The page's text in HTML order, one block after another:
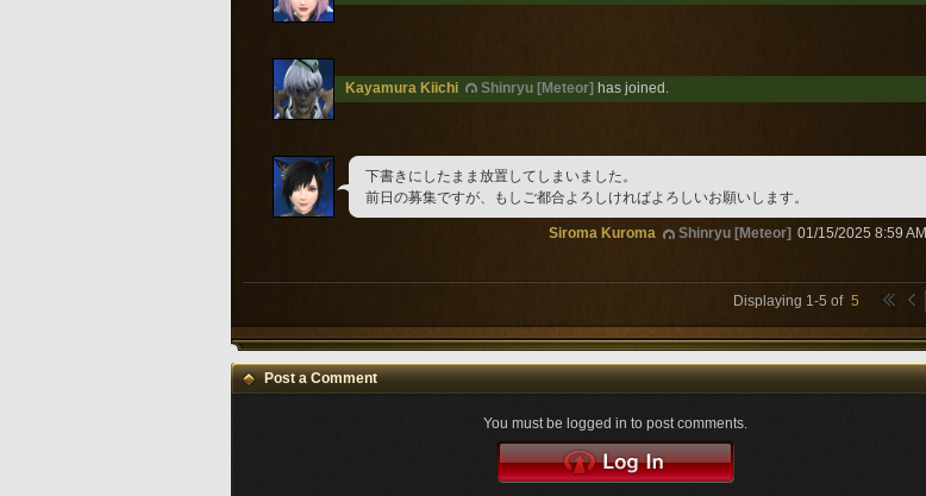
Kayamura Kiichi Shinryu [Meteor] has joined.
下書きにしたまま放置してしまいました。
前日の募集ですが、もしご都合よろしければよろしいお願いします。
Siroma Kuroma Shinryu [Meteor] 01/15/2025 8:59 AM
Displaying 1-5 of 5
Post a Comment
You must be logged in to post comments.